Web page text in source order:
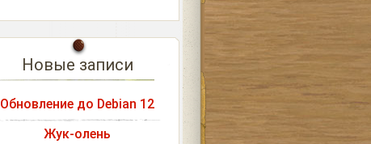
Новые записи
Обновление до Debian 12
Жук-олень